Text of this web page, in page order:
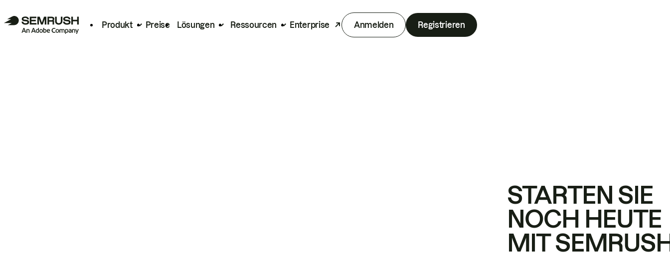
Produkt Preise Lösungen Ressourcen Enterprise Anmelden Registrieren
STARTEN SIE
NOCH HEUTE
MIT